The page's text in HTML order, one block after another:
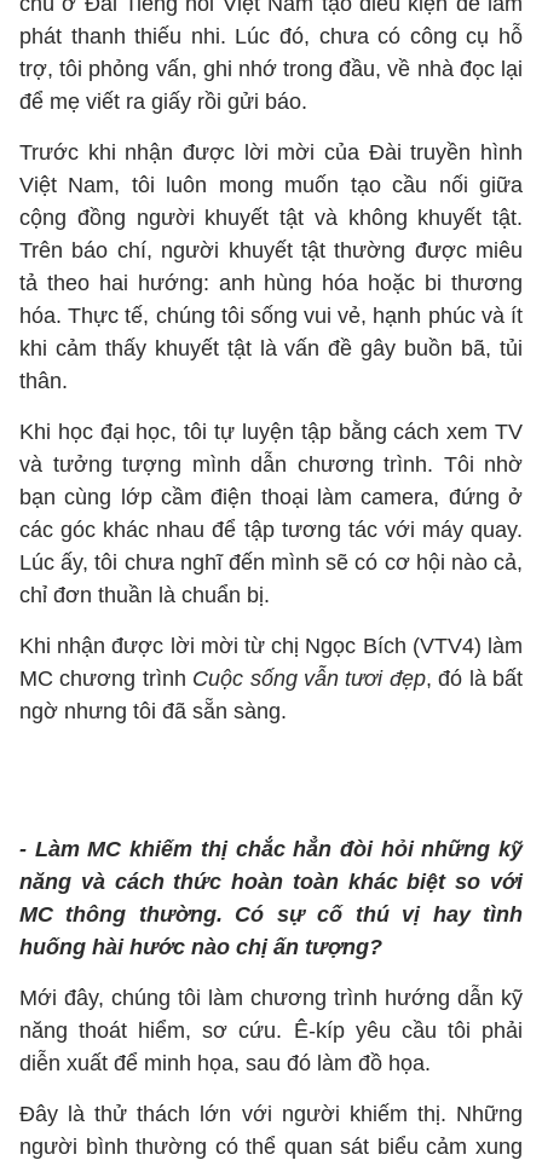
phát thanh thiếu nhi. Lúc đó, chưa có công cụ hỗ
trợ, tôi phỏng vấn, ghi nhớ trong đầu, về nhà đọc lại
để mẹ viết ra giấy rồi gửi báo.
Trước khi nhận được lời mời của Đài truyền hình
Việt Nam, tôi luôn mong muốn tạo cầu nối giữa
cộng đồng người khuyết tật và không khuyết tật.
Trên báo chí, người khuyết tật thường được miêu
tả theo hai hướng: anh hùng hóa hoặc bi thương
hóa. Thực tế, chúng tôi sống vui vẻ, hạnh phúc và ít
khi cảm thấy khuyết tật là vấn đề gây buồn bã, tủi
thân.
Khi học đại học, tôi tự luyện tập bằng cách xem TV
và tưởng tượng mình dẫn chương trình. Tôi nhờ
bạn cùng lớp cầm điện thoại làm camera, đứng ở
các góc khác nhau để tập tương tác với máy quay.
Lúc ấy, tôi chưa nghĩ đến mình sẽ có cơ hội nào cả,
chỉ đơn thuần là chuẩn bị.
Khi nhận được lời mời từ chị Ngọc Bích (VTV4) làm
MC chương trình Cuộc sống vẫn tươi đẹp, đó là bất
ngờ nhưng tôi đã sẵn sàng.
- Làm MC khiếm thị chắc hẳn đòi hỏi những kỹ
năng và cách thức hoàn toàn khác biệt so với
MC thông thường. Có sự cố thú vị hay tình
huống hài hước nào chị ấn tượng?
Mới đây, chúng tôi làm chương trình hướng dẫn kỹ
năng thoát hiểm, sơ cứu. Ê-kíp yêu cầu tôi phải
diễn xuất để minh họa, sau đó làm đồ họa.
Đây là thử thách lớn với người khiếm thị. Những
người bình thường có thể quan sát biểu cảm xung